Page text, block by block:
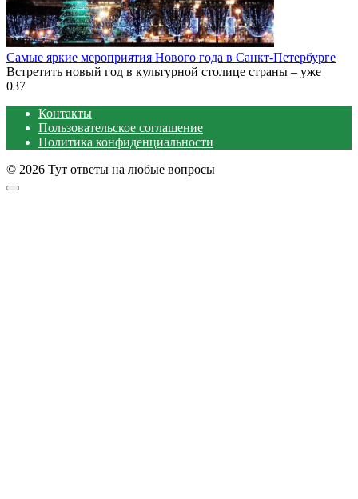
Самые яркие мероприятия Нового года в Санкт-Петербурге
Встретить новый год в культурной столице страны – уже
037
Контакты
Пользовательское соглашение
Политика конфиденциальности
© 2026 Тут ответы на любые вопросы